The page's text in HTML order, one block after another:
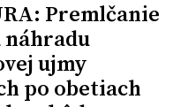
Premlčanie
náhradu
ujmy
po obetiach